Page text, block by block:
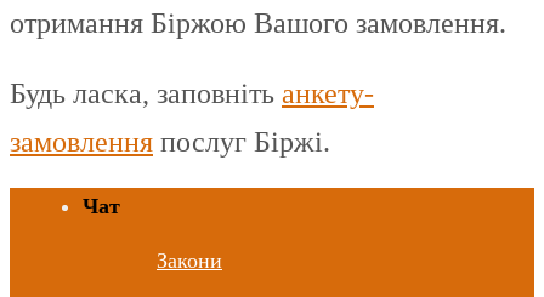
отримання Біржою Вашого замовлення.
Будь ласка, заповніть анкету-
замовлення послуг Біржі.
Чат
Закони